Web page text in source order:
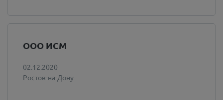
ООО ИСМ
02.12.2020
Ростов-на-Дону